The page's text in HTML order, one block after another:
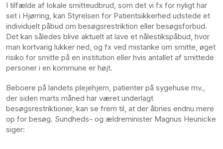
I tilfælde af lokale smitteudbrud, som det vi fx for nyligt har
set i Hjørring, kan Styrelsen for Patientsikkerhed udstede et
individuelt påbud om besøgsrestriktion eller besøgsforbud.
Det kan således blive aktuelt at lave et nålestikspåbud, hvor
man kortvarig lukker ned, og fx ved mistanke om smitte, øget
risiko for smitte på en institution eller hvis antallet af smittede
personer i en kommune er højt.
Beboere på landets plejehjem, patienter på sygehuse mv.,
der siden marts måned har været underlagt
besøgsrestriktioner, kan se frem til, at der åbnes endnu mere
op for besøg. Sundheds- og ældreminister Magnus Heunicke
siger: